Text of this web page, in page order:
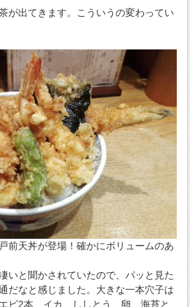
が出てきます。こういうの変わってい
前天丼が登場！確かにボリュームのあ
いと聞かされていたので、パッと見た
だなと感じました。大きな一本穴子は
ビ2本、イカ、ししとう、卵、海苔と